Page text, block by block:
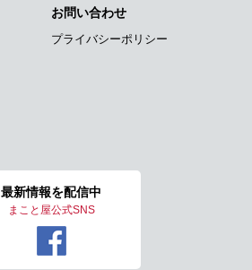
お問い合わせ
プライバシーポリシー
最新情報を配信中
まこと屋公式SNS